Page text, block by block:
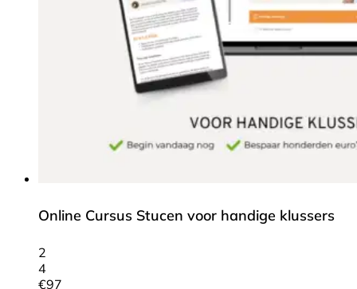
Online Cursus Stucen voor handige klussers
2
4
€97